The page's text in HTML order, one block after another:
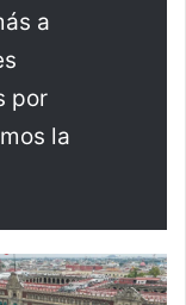
a
por
la